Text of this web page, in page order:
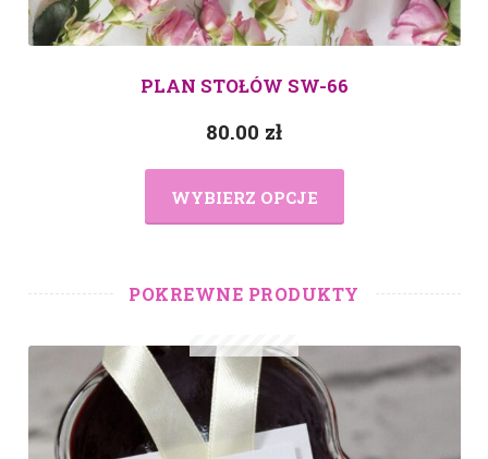
PLAN STOŁÓW SW-66
80.00 zł
WYBIERZ OPCJE
POKREWNE PRODUKTY